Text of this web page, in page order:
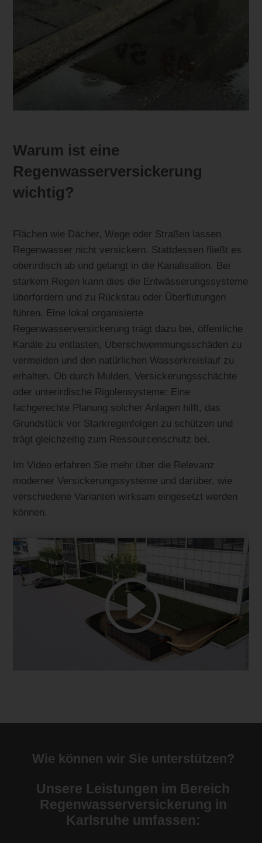
Warum ist eine
Regenwasserversickerung
wichtig?
Flächen wie Dächer, Wege oder Straßen lassen
Regenwasser nicht versickern. Stattdessen fließt es
oberirdisch ab und gelangt in die Kanalisation. Bei
starkem Regen kann dies die Entwässerungssysteme
überfordern und zu Rückstau oder Überflutungen
führen. Eine lokal organisierte
Regenwasserversickerung trägt dazu bei, öffentliche
Kanäle zu entlasten, Überschwemmungsschäden zu
vermeiden und den natürlichen Wasserkreislauf zu
erhalten. Ob durch Mulden, Versickerungsschächte
oder unterirdische Rigolensysteme: Eine
fachgerechte Planung solcher Anlagen hilft, das
Grundstück vor Starkregenfolgen zu schützen und
trägt gleichzeitig zum Ressourcenschutz bei.
Im Video erfahren Sie mehr über die Relevanz
moderner Versickerungssysteme und darüber, wie
verschiedene Varianten wirksam eingesetzt werden
können.
Wie können wir Sie unterstützen?
Unsere Leistungen im Bereich
Regenwasserversickerung in
Karlsruhe umfassen: